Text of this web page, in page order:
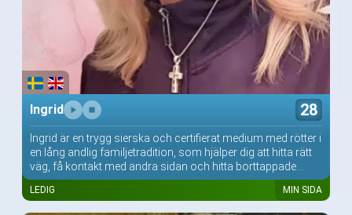
Ingrid 28
Ingrid är en trygg sierska och certifierat medium med rötter i
en lång andlig familjetradition, som hjälper dig att hitta rätt
väg, få kontakt med andra sidan och hitta borttappade...
LEDIG MIN SIDA